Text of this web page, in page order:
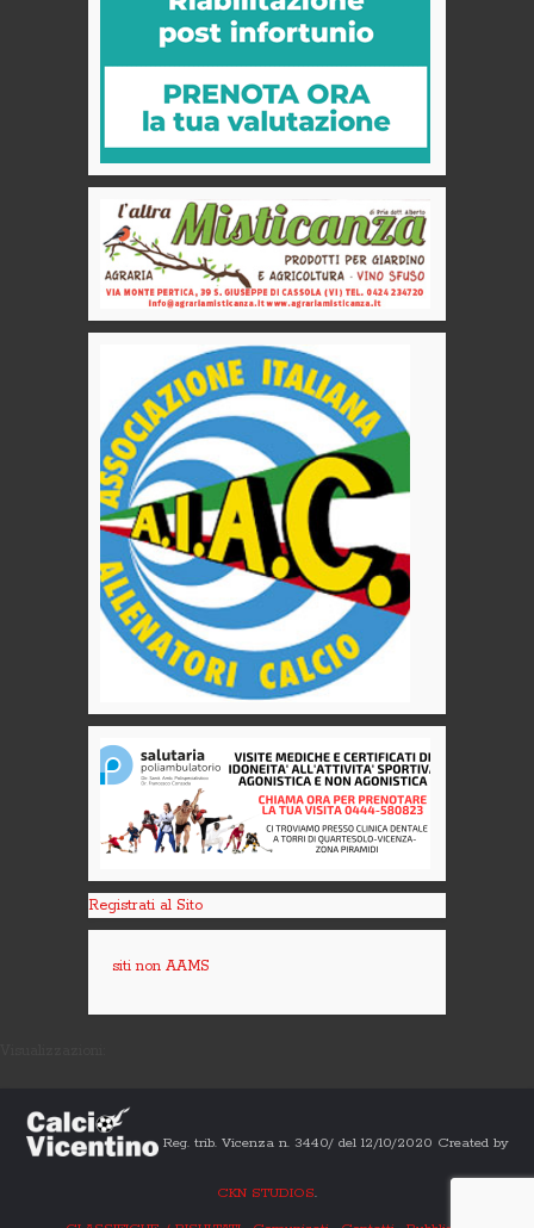
Registrati al Sito
siti non AAMS
Reg. trib. Vicenza n. 3440/ del 12/10/2020 Created by
CKN STUDIOS.